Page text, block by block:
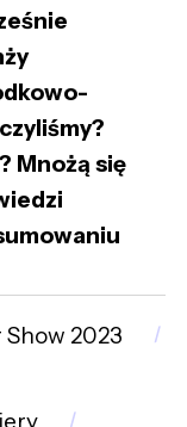
Mnożą się
2023